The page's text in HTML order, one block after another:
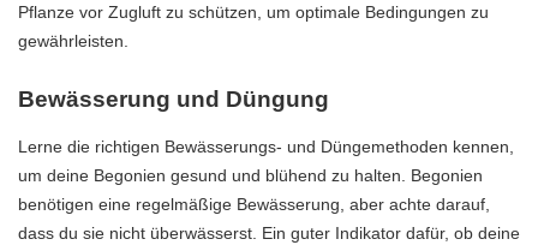
Pflanze vor Zugluft zu schützen, um optimale Bedingungen zu
gewährleisten.
Bewässerung und Düngung
Lerne die richtigen Bewässerungs- und Düngemethoden kennen,
um deine Begonien gesund und blühend zu halten. Begonien
benötigen eine regelmäßige Bewässerung, aber achte darauf,
dass du sie nicht überwässerst. Ein guter Indikator dafür, ob deine